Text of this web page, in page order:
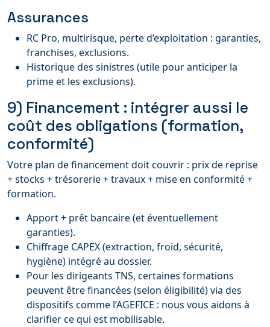
Assurances
RC Pro, multirisque, perte d’exploitation : garanties,
franchises, exclusions.
Historique des sinistres (utile pour anticiper la
prime et les exclusions).
9) Financement : intégrer aussi le
coût des obligations (formation,
conformité)
Votre plan de financement doit couvrir : prix de reprise
+ stocks + trésorerie + travaux + mise en conformité +
formation.
Apport + prêt bancaire (et éventuellement
garanties).
Chiffrage CAPEX (extraction, froid, sécurité,
hygiène) intégré au dossier.
Pour les dirigeants TNS, certaines formations
peuvent être financées (selon éligibilité) via des
dispositifs comme l’AGEFICE : nous vous aidons à
clarifier ce qui est mobilisable.